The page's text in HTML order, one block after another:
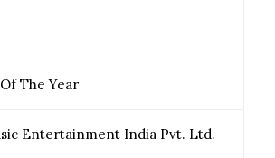
The Year
Entertainment India Pvt. Ltd.